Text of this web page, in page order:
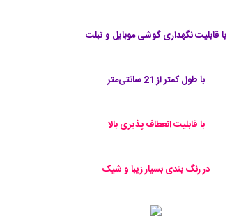
با قابلیت نگهداری گوشی موبایل و تبلت
با طول کمتر از 21 سانتی‌متر
با قابلیت انعطاف پذیری بالا
در رنگ بندی بسیار زیبا و شیک